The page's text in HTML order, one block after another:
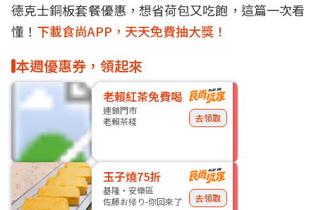
德克士銅板套餐優惠，想省荷包又吃飽，這篇一次看
懂！ 下載食尚APP，天天免費抽大獎！
本週優惠券，領起來
老賴紅茶免費喝
連鎖門市
老賴茶棧
去領取
玉子燒75折
基隆・安樂區
佐藤お帰り-你回來了
去領取